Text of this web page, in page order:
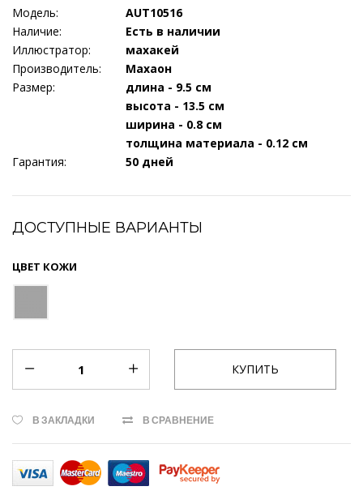
Модель:
AUT10516
Наличие:
Есть в наличии
Иллюстратор:
махакей
Производитель:
Махаон
Размер:
длина - 9.5 см
высота - 13.5 см
ширина - 0.8 см
толщина материала - 0.12 см
Гарантия:
50 дней
ДОСТУПНЫЕ ВАРИАНТЫ
ЦВЕТ КОЖИ
В ЗАКЛАДКИ В СРАВНЕНИЕ